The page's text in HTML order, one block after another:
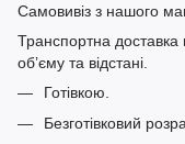
Самовивіз з нашого
Транспортна доставка
обʼєму та відстані.
Готівкою.
Безготівковий